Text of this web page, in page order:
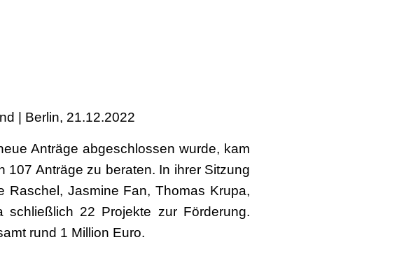
| Berlin, 21.12.2022
Anträge abgeschlossen wurde, kam
Anträge zu beraten. In ihrer Sitzung
Raschel, Jasmine Fan, Thomas Krupa,
schließlich 22 Projekte zur Förderung.
rund 1 Million Euro.